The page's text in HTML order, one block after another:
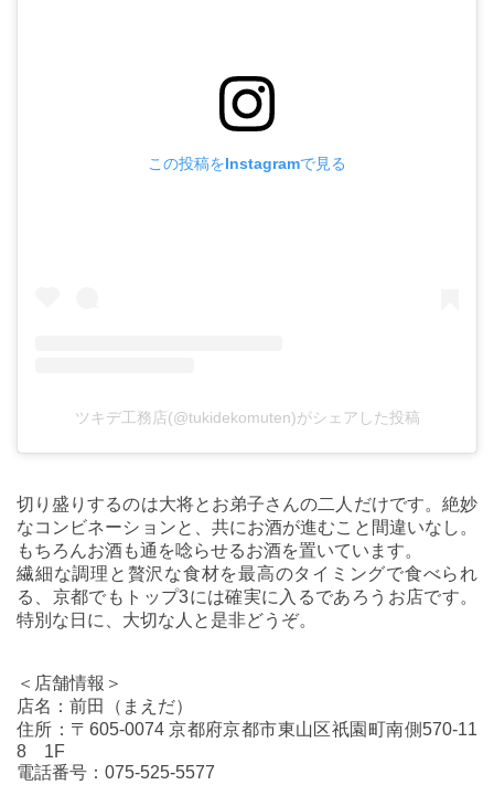
この投稿をInstagramで見る
ツキデ工務店(@tukidekomuten)がシェアした投稿
切り盛りするのは大将とお弟子さんの二人だけです。絶妙
なコンビネーションと、共にお酒が進むこと間違いなし。
もちろんお酒も通を唸らせるお酒を置いています。
繊細な調理と贅沢な食材を最高のタイミングで食べられ
る、京都でもトップ3には確実に入るであろうお店です。
特別な日に、大切な人と是非どうぞ。
＜店舗情報＞
店名：前田（まえだ）
住所：〒605-0074 京都府京都市東山区祇園町南側570-11
8 1F
電話番号：075-525-5577